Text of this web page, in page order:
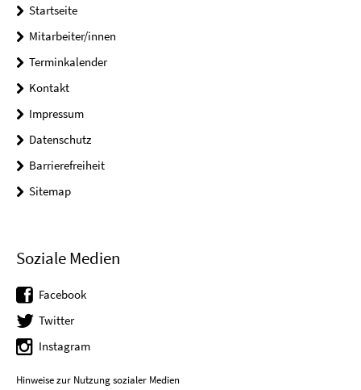
Startseite
Mitarbeiter/innen
Terminkalender
Kontakt
Impressum
Datenschutz
Barrierefreiheit
Sitemap
Soziale Medien
Facebook
Twitter
Instagram
Hinweise zur Nutzung sozialer Medien